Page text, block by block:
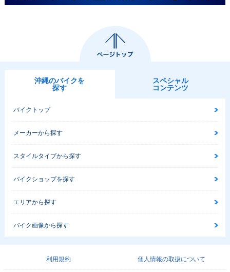
沖縄のバイクを
探す
スペシャル
コンテンツ
バイクトップ
メーカーから探す
スタイルタイプから探す
バイクショップを探す
エリアから探す
バイク画像から探す
利用規約 個人情報の取扱について